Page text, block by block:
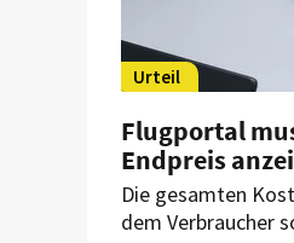
Urteil
Flugportal
Endpreis
Die gesamten
dem Verbraucher